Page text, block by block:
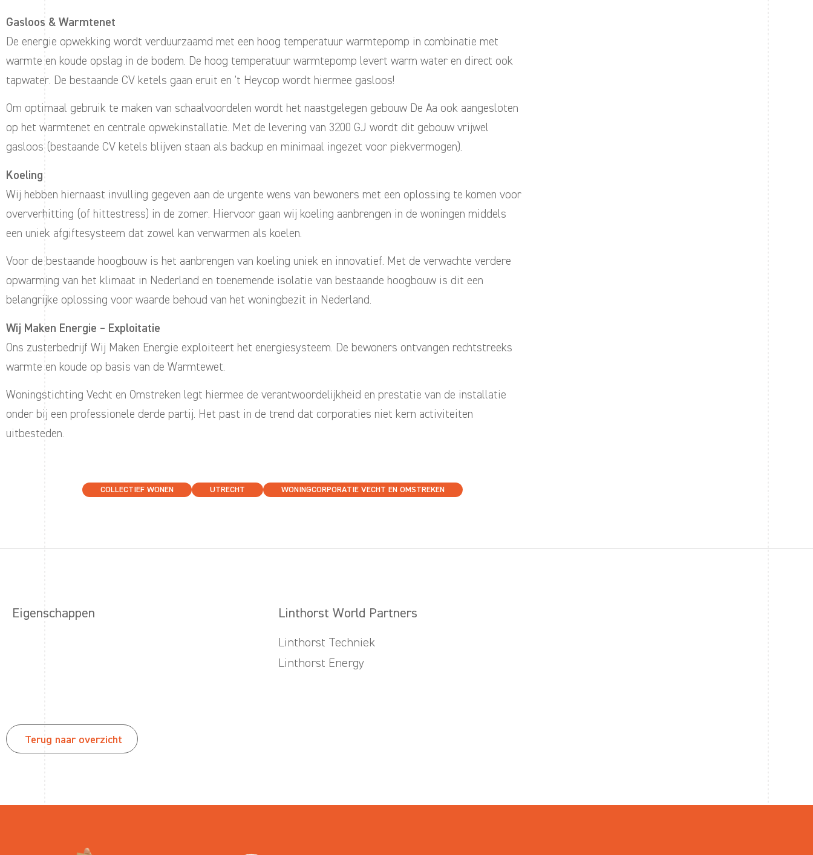
Gasloos & Warmtenet
De energie opwekking wordt verduurzaamd met een hoog temperatuur warmtepomp in combinatie met
warmte en koude opslag in de bodem. De hoog temperatuur warmtepomp levert warm water en direct ook
tapwater. De bestaande CV ketels gaan eruit en ’t Heycop wordt hiermee gasloos!
Om optimaal gebruik te maken van schaalvoordelen wordt het naastgelegen gebouw De Aa ook aangesloten
op het warmtenet en centrale opwekinstallatie. Met de levering van 3200 GJ wordt dit gebouw vrijwel
gasloos (bestaande CV ketels blijven staan als backup en minimaal ingezet voor piekvermogen).
Koeling
Wij hebben hiernaast invulling gegeven aan de urgente wens van bewoners met een oplossing te komen voor
oververhitting (of hittestress) in de zomer. Hiervoor gaan wij koeling aanbrengen in de woningen middels
een uniek afgiftesysteem dat zowel kan verwarmen als koelen.
Voor de bestaande hoogbouw is het aanbrengen van koeling uniek en innovatief. Met de verwachte verdere
opwarming van het klimaat in Nederland en toenemende isolatie van bestaande hoogbouw is dit een
belangrijke oplossing voor waarde behoud van het woningbezit in Nederland.
Wij Maken Energie – Exploitatie
Ons zusterbedrijf Wij Maken Energie exploiteert het energiesysteem. De bewoners ontvangen rechtstreeks
warmte en koude op basis van de Warmtewet.
Woningstichting Vecht en Omstreken legt hiermee de verantwoordelijkheid en prestatie van de installatie
onder bij een professionele derde partij. Het past in de trend dat corporaties niet kern activiteiten
uitbesteden.
COLLECTIEF WONEN UTRECHT WONINGCORPORATIE VECHT EN OMSTREKEN
Eigenschappen Linthorst World Partners
Linthorst Techniek
Linthorst Energy
Terug naar overzicht